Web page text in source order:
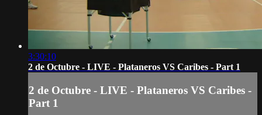
3:30:10
2 de Octubre - LIVE - Plataneros VS Caribes - Part 1
2 de Octubre - LIVE - Plataneros VS Caribes -
Part 1